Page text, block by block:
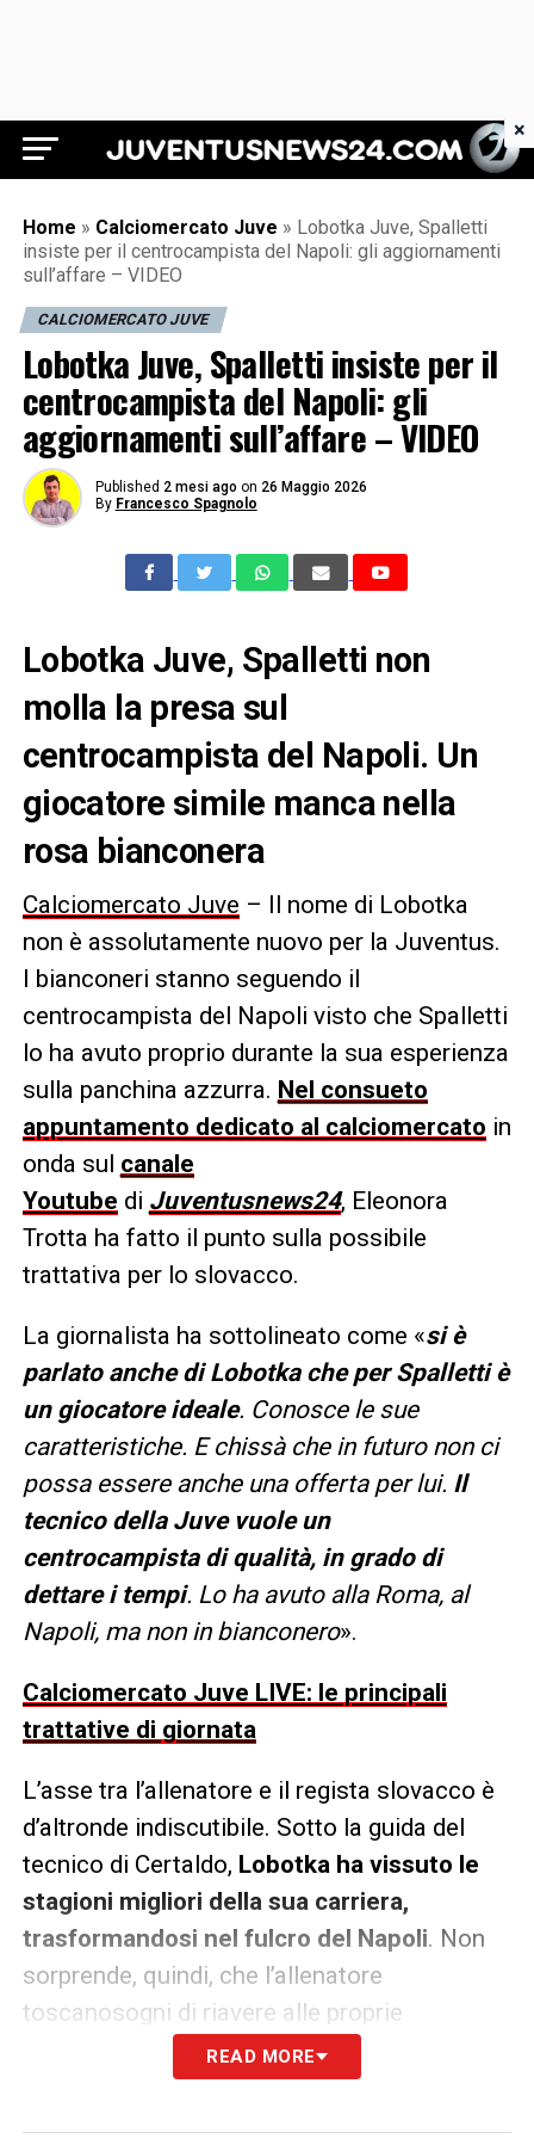
Juventus News 24
Home » Calciomercato Juve » Lobotka Juve, Spalletti
insiste per il centrocampista del Napoli: gli aggiornamenti
sull’affare – VIDEO
CALCIOMERCATO JUVE
Lobotka Juve, Spalletti insiste per il
centrocampista del Napoli: gli
aggiornamenti sull’affare – VIDEO
Published 2 mesi ago on 26 Maggio 2026
By Francesco Spagnolo
Lobotka Juve, Spalletti non
molla la presa sul
centrocampista del Napoli. Un
giocatore simile manca nella
rosa bianconera
Calciomercato Juve – Il nome di Lobotka
non è assolutamente nuovo per la Juventus.
I bianconeri stanno seguendo il
centrocampista del Napoli visto che Spalletti
lo ha avuto proprio durante la sua esperienza
sulla panchina azzurra. Nel consueto
appuntamento dedicato al calciomercato in
onda sul canale
Youtube di Juventusnews24, Eleonora
Trotta ha fatto il punto sulla possibile
trattativa per lo slovacco.
La giornalista ha sottolineato come «si è
parlato anche di Lobotka che per Spalletti è
un giocatore ideale. Conosce le sue
caratteristiche. E chissà che in futuro non ci
possa essere anche una offerta per lui. Il
tecnico della Juve vuole un
centrocampista di qualità, in grado di
dettare i tempi. Lo ha avuto alla Roma, al
Napoli, ma non in bianconero».
Calciomercato Juve LIVE: le principali
trattative di giornata
L’asse tra l’allenatore e il regista slovacco è
d’altronde indiscutibile. Sotto la guida del
tecnico di Certaldo, Lobotka ha vissuto le
stagioni migliori della sua carriera,
trasformandosi nel fulcro del Napoli. Non
sorprende, quindi, che l’allenatore
toscanosogni di riavere alle proprie
dipendenze lo slovacco.
READ MORE
×